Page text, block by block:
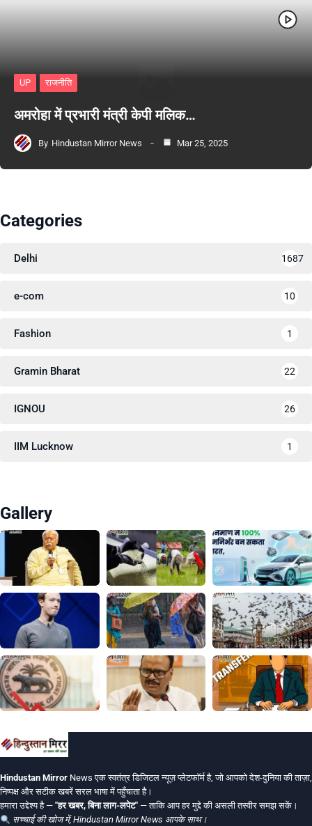
UP राजनीति
अमरोहा में प्रभारी मंत्री केपी मलिक…
By Hindustan Mirror News Mar 25, 2025
Categories
Delhi 1687
e-com 10
Fashion 1
Gramin Bharat 22
IGNOU 26
IIM Lucknow 1
Gallery
Hindustan Mirror News एक स्वतंत्र डिजिटल न्यूज़ प्लेटफॉर्म है, जो आपको देश-दुनिया की ताज़ा,
निष्पक्ष और सटीक खबरें सरल भाषा में पहुँचाता है।
हमारा उद्देश्य है — "हर खबर, बिना लाग-लपेट" — ताकि आप हर मुद्दे की असली तस्वीर समझ सकें।
सच्चाई की खोज में, Hindustan Mirror News आपके साथ।